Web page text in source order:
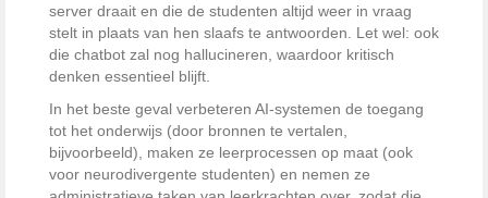
server draait en die de studenten altijd weer in vraag
stelt in plaats van hen slaafs te antwoorden. Let wel: ook
die chatbot zal nog hallucineren, waardoor kritisch
denken essentieel blijft.
In het beste geval verbeteren AI-systemen de toegang
tot het onderwijs (door bronnen te vertalen,
bijvoorbeeld), maken ze leerprocessen op maat (ook
voor neurodivergente studenten) en nemen ze